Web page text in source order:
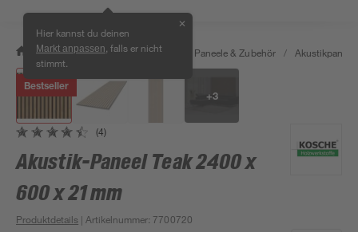
Hier kannst du deinen
Markt anpassen , falls er nicht
stimmt.
✕
/ Bauen & Renovieren / Holz Paneele & Zubehör /
Bestseller
+3
(4)
Akustik-Paneel Teak 2400 x
600 x 21 mm
Produktdetails | Artikelnummer: 7700720